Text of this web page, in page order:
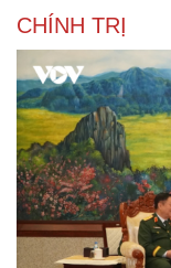
CHÍNH TRỊ